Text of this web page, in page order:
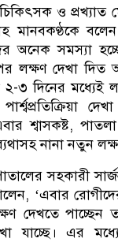
চিকিৎসক ও প্রখ্যাত
মানবকণ্ঠকে
অনেক সমস্যা
লক্ষণ দেখা দিত
৩ দিনের মধ্যেই
শ্বাসকষ্ট,
নানা নতুন
সহকারী
‘এবার
দেখতে পাচ্ছেন
যাচ্ছে। এর